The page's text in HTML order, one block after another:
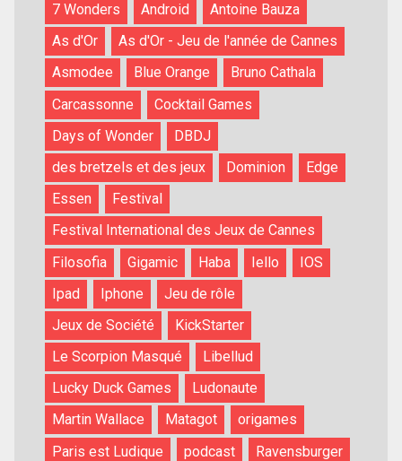
7 Wonders Android
Antoine Bauza
As d'Or
As d'Or - Jeu de l'année de Cannes
Asmodee
Blue Orange
Bruno Cathala
Carcassonne
Cocktail Games
Days of Wonder
DBDJ
des bretzels et des jeux
Dominion
Edge
Essen
Festival
Festival International des Jeux de Cannes
Filosofia
Gigamic Haba Iello
IOS
Ipad
Iphone
Jeu de rôle
Jeux de Société
KickStarter
Le Scorpion Masqué
Libellud
Lucky Duck Games
Ludonaute
Martin Wallace
Matagot
origames
Paris est Ludique
podcast
Ravensburger